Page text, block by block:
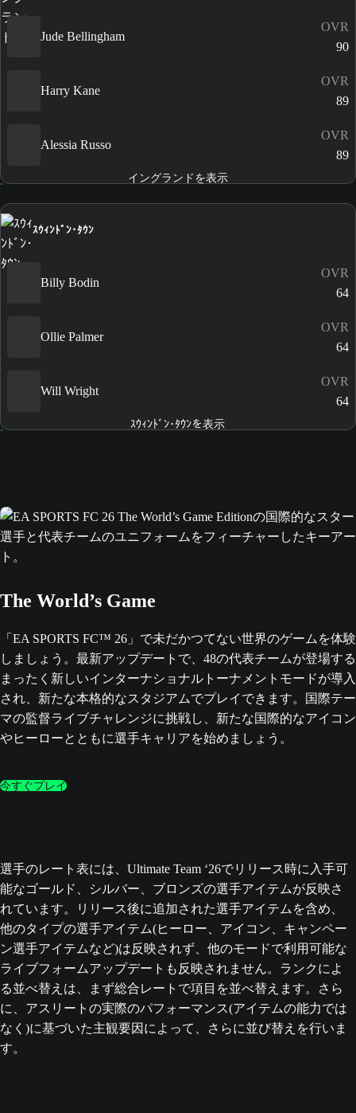
Jude Bellingham
OVR
90
Harry Kane
OVR
89
Alessia Russo
OVR
89
イングランドを表示
ｽｳｨﾝﾄﾞﾝ･ﾀｳﾝ
Billy Bodin
OVR
64
Ollie Palmer
OVR
64
Will Wright
OVR
64
ｽｳｨﾝﾄﾞﾝ･ﾀｳﾝを表示
The World’s Game
「EA SPORTS FC™ 26」で未だかつてない世界のゲームを体験
しましょう。最新アップデートで、48の代表チームが登場する
まったく新しいインターナショナルトーナメントモードが導入
され、新たな本格的なスタジアムでプレイできます。国際テー
マの監督ライブチャレンジに挑戦し、新たな国際的なアイコン
やヒーローとともに選手キャリアを始めましょう。
今すぐプレイ
選手のレート表には、Ultimate Team ‘26でリリース時に入手可
能なゴールド、シルバー、ブロンズの選手アイテムが反映さ
れています。リリース後に追加された選手アイテムを含め、
他のタイプの選手アイテム(ヒーロー、アイコン、キャンペー
ン選手アイテムなど)は反映されず、他のモードで利用可能な
ライブフォームアップデートも反映されません。ランクによ
る並べ替えは、まず総合レートで項目を並べ替えます。さら
に、アスリートの実際のパフォーマンス(アイテムの能力では
なく)に基づいた主観要因によって、さらに並び替えを行いま
す。